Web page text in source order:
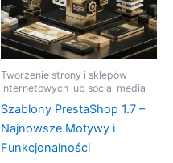
Tworzenie strony i sklepów
internetowych lub social media
Szablony PrestaShop 1.7 –
Najnowsze Motywy i
Funkcjonalności